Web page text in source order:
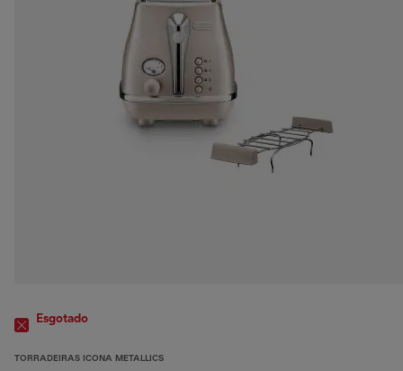
Esgotado
TORRADEIRAS ICONA METALLICS